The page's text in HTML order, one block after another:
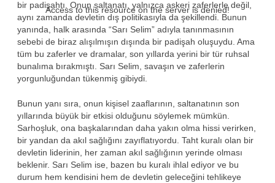
bir padişahtı. Onun saltanatı, yalnızca askeri zaferlerle değil,
aynı zamanda devletin dış politikasıyla da şekillendi. Bunun
yanında, halk arasında “Sarı Selim” adıyla tanınmasının
sebebi de biraz alışılmışın dışında bir padişah oluşuydu. Ama
tüm bu zaferler ve dramalar, son yıllarda yerini bir tür ruhsal
bunalıma bırakmıştı. Sarı Selim, savaşın ve zaferlerin
yorgunluğundan tükenmiş gibiydi.
Bunun yanı sıra, onun kişisel zaaflarının, saltanatının son
yıllarında büyük bir etkisi olduğunu söylemek mümkün.
Sarhoşluk, ona başkalarından daha yakın olma hissi verirken,
bir yandan da akıl sağlığını zayıflatıyordu. Taht kuralı olan bir
devletin liderinin, her zaman akıl sağlığının yerinde olması
beklenir. Sarı Selim ise, bazen bu kuralı ihlal ediyor ve bu
durum hem kendisini hem de devletin geleceğini tehlikeye
Access to this resource on the server is denied!